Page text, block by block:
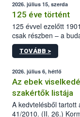
2026. július 15, szerda
125 éve történt
125 évvel ezelőtt
csak részben – a
állomás a Kis Rókus
tervezett új épületébe.
TOVÁBB >
2026. július 6, hétfő
Az ebek
szakértők listája
A kedvtelésből tartott
41/2010. (II. 26.)